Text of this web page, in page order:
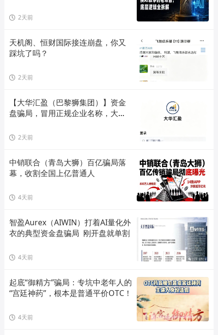
2天前
天机阁、恒财国际接连崩盘，你又
踩坑了吗？
2天前
【大华汇盈（巴黎狮集团）】资金
盘骗局，冒用正规企业名称，大量
2天前
中销联合（青岛大狮）百亿骗局落
幕，收割全国上亿普通人
4天前
智盈Aurex（AIWIN）打着AI量化外
衣的典型资金盘骗局  刚开盘就单割
4天前
起底“御精方”骗局：专坑中老年人的
“宫廷神药”，根本是普通平价OTC！
4天前